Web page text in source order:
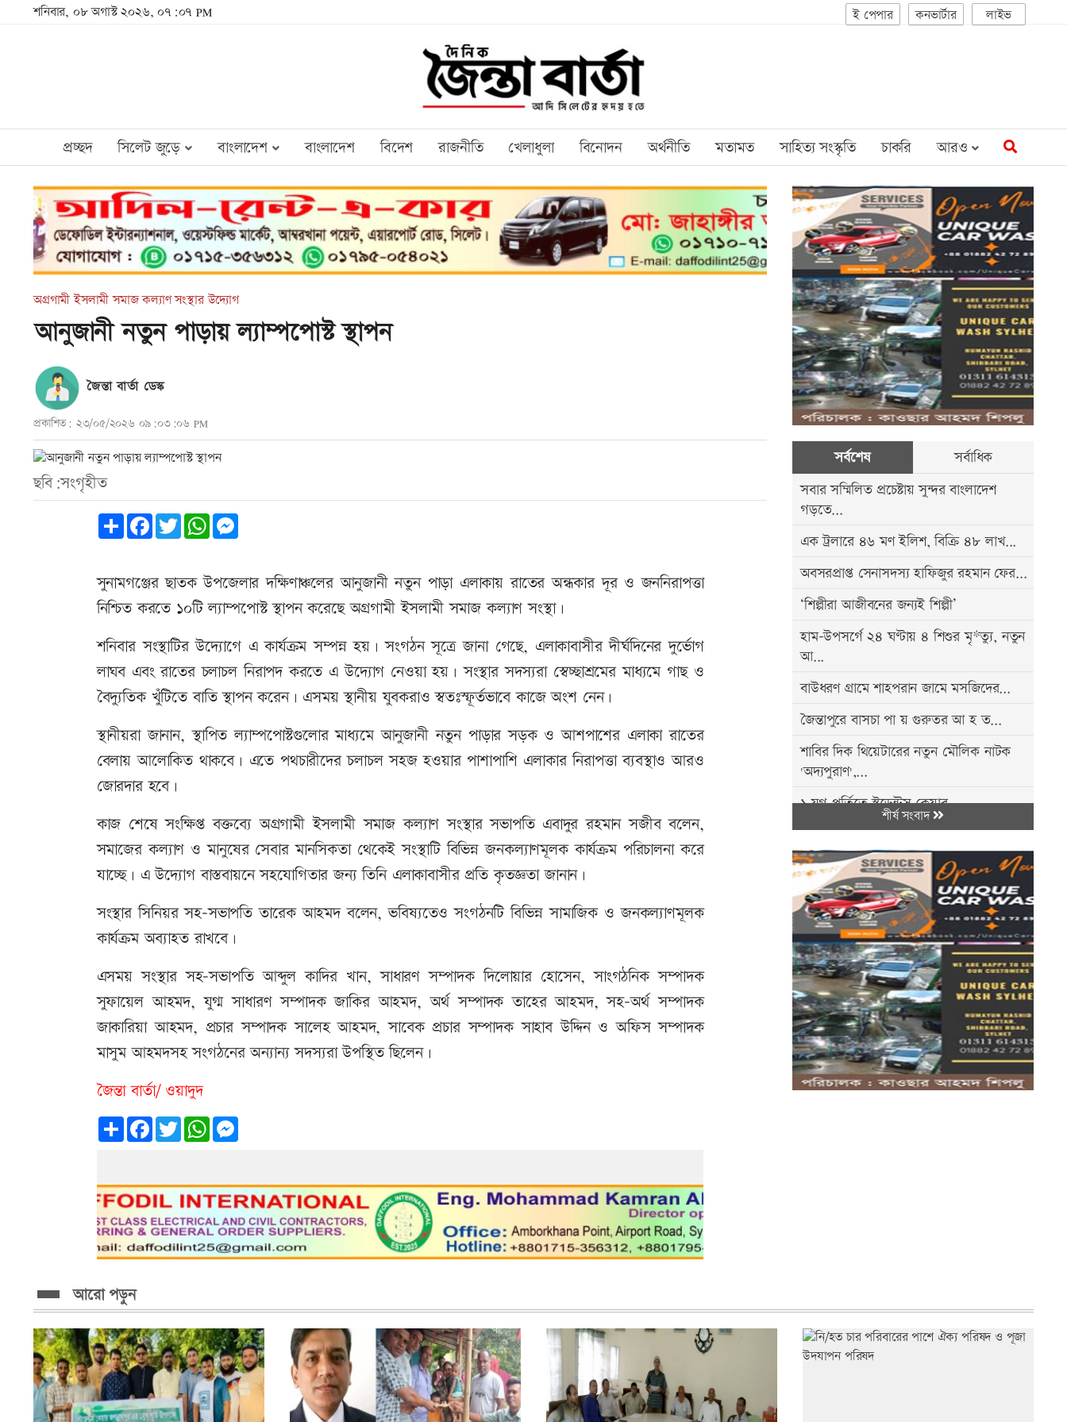
শনিবার, ০৮ অগাস্ট ২০২৬, ০৭:০৭ PM ই পেপার কনভার্টার লাইভ
প্রচ্ছদ সিলেট জুড়ে বাংলাদেশ বাংলাদেশ বিদেশ রাজনীতি খেলাধুলা বিনোদন অর্থনীতি মতামত সাহিত্য সংস্কৃতি চাকরি আরও
অগ্রগামী ইসলামী সমাজ কল্যাণ সংস্থার উদ্যোগ
আনুজানী নতুন পাড়ায় ল্যাম্পপোস্ট স্থাপন
জৈন্তা বার্তা ডেস্ক
প্রকাশিত: ২৩/০৫/২০২৬ ০৯:০৩:০৬ PM
ছবি:সংগৃহীত
Share FacebookTwitterWhatsAppMessenger
সুনামগঞ্জের ছাতক উপজেলার দক্ষিণাঞ্চলের আনুজানী নতুন পাড়া এলাকায় রাতের অন্ধকার দূর ও জননিরাপত্তা
নিশ্চিত করতে ১০টি ল্যাম্পপোস্ট স্থাপন করেছে অগ্রগামী ইসলামী সমাজ কল্যাণ সংস্থা।
শনিবার সংস্থাটির উদ্যোগে এ কার্যক্রম সম্পন্ন হয়। সংগঠন সূত্রে জানা গেছে, এলাকাবাসীর দীর্ঘদিনের দুর্ভোগ
লাঘব এবং রাতের চলাচল নিরাপদ করতে এ উদ্যোগ নেওয়া হয়। সংস্থার সদস্যরা স্বেচ্ছাশ্রমের মাধ্যমে গাছ ও
বৈদ্যুতিক খুঁটিতে বাতি স্থাপন করেন। এসময় স্থানীয় যুবকরাও স্বতঃস্ফূর্তভাবে কাজে অংশ নেন।
স্থানীয়রা জানান, স্থাপিত ল্যাম্পপোস্টগুলোর মাধ্যমে আনুজানী নতুন পাড়ার সড়ক ও আশপাশের এলাকা রাতের
বেলায় আলোকিত থাকবে। এতে পথচারীদের চলাচল সহজ হওয়ার পাশাপাশি এলাকার নিরাপত্তা ব্যবস্থাও আরও
জোরদার হবে।
কাজ শেষে সংক্ষিপ্ত বক্তব্যে অগ্রগামী ইসলামী সমাজ কল্যাণ সংস্থার সভাপতি এবাদুর রহমান সজীব বলেন,
সমাজের কল্যাণ ও মানুষের সেবার মানসিকতা থেকেই সংস্থাটি বিভিন্ন জনকল্যাণমূলক কার্যক্রম পরিচালনা করে
যাচ্ছে। এ উদ্যোগ বাস্তবায়নে সহযোগিতার জন্য তিনি এলাকাবাসীর প্রতি কৃতজ্ঞতা জানান।
সংস্থার সিনিয়র সহ-সভাপতি তারেক আহমদ বলেন, ভবিষ্যতেও সংগঠনটি বিভিন্ন সামাজিক ও জনকল্যাণমূলক
কার্যক্রম অব্যাহত রাখবে।
এসময় সংস্থার সহ-সভাপতি আব্দুল কাদির খান, সাধারণ সম্পাদক দিলোয়ার হোসেন, সাংগঠনিক সম্পাদক
সুফায়েল আহমদ, যুগ্ম সাধারণ সম্পাদক জাকির আহমদ, অর্থ সম্পাদক তাহের আহমদ, সহ-অর্থ সম্পাদক
জাকারিয়া আহমদ, প্রচার সম্পাদক সালেহ আহমদ, সাবেক প্রচার সম্পাদক সাহাব উদ্দিন ও অফিস সম্পাদক
মাসুম আহমদসহ সংগঠনের অন্যান্য সদস্যরা উপস্থিত ছিলেন।
জৈন্তা বার্তা/ ওয়াদুদ
Share FacebookTwitterWhatsAppMessenger
সর্বশেষ
সর্বাধিক
সবার সম্মিলিত প্রচেষ্টায় সুন্দর বাংলাদেশ
গড়তে...
এক ট্রলারে ৪৬ মণ ইলিশ, বিক্রি ৪৮ লাখ...
অবসরপ্রাপ্ত সেনাসদস্য হাফিজুর রহমান ফের...
‘শিল্পীরা আজীবনের জন্যই শিল্পী’
হাম-উপসর্গে ২৪ ঘণ্টায় ৪ শিশুর মৃ*ত্যু, নতুন
আ...
বাউধরণ গ্রামে শাহপরান জামে মসজিদের...
জৈন্তাপুরে বাসচা পা য় গুরুতর আ হ ত...
শাবির দিক থিয়েটারের নতুন মৌলিক নাটক
'অদ্যপুরাণ',...
১ যুগ পূর্তিতে স্টুডেন্টস কেয়ার
গ্যাসের আ গু নে একই পরিবারের তিনজন
দ*গ্ধ,...
বিশ্বনাথে বৃত্তি প্রদান অনুষ্ঠান সম্পন্ন
সিলেটে ৪৭ লাখ টাকার ভা'রতীয় পণ্য জ'ব্দ
শেখ হাসিনার বক্তব্য ঘিরে ফের উত্তপ্ত...
সড়কযো'দ্ধাদের সাফল্য: নিসচা শ্রীমঙ্গল
পেল...
কোম্পানীগঞ্জে সংবাদকর্মীর ওপর হা'মলা
শীর্ষ সংবাদ
আরো পড়ুন